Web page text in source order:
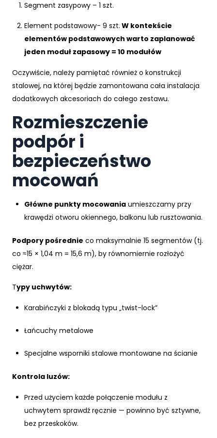
Segment zasypowy – 1 szt.
Element podstawowy- 9 szt. W kontekście
elementów podstawowych warto zaplanować
jeden moduł zapasowy = 10 modułów
Oczywiście, należy pamiętać również o konstrukcji
stalowej, na której będzie zamontowana cała instalacja
dodatkowych akcesoriach do całego zestawu.
Rozmieszczenie
podpór i
bezpieczeństwo
mocowań
Główne punkty mocowania umieszczamy przy
krawędzi otworu okiennego, balkonu lub rusztowania.
Podpory pośrednie co maksymalnie 15 segmentów (tj.
co ≈15 × 1,04 m = 15,6 m), by równomiernie rozłożyć
ciężar.
Typy uchwytów:
Karabińczyki z blokadą typu „twist-lock”
Łańcuchy metalowe
Specjalne wsporniki stalowe montowane na ścianie
Kontrola luzów:
Przed użyciem każde połączenie modułu z
uchwytem sprawdź ręcznie — powinno być sztywne,
bez przeskoków.